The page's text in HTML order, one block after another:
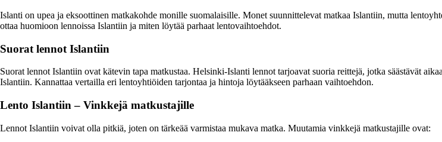
Islanti on upea ja eksoottinen matkakohde monille suomalaisille. Monet suunnittelevat matkaa Islantiin, mutta
ottaa huomioon lennoissa Islantiin ja miten löytää parhaat lentovaihtoehdot.
Suorat lennot Islantiin
Suorat lennot Islantiin ovat kätevin tapa matkustaa. Helsinki-Islanti lennot tarjoavat suoria reittejä, jotka säästävät
Islantiin. Kannattaa vertailla eri lentoyhtiöiden tarjontaa ja hintoja löytääkseen parhaan vaihtoehdon.
Lento Islantiin – Vinkkejä matkustajille
Lennot Islantiin voivat olla pitkiä, joten on tärkeää varmistaa mukava matka. Muutamia vinkkejä matkustajille ovat: